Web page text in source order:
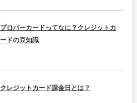
プロパーカードってなに？クレジットカ
ードの豆知識
クレジットカード課金日とは？